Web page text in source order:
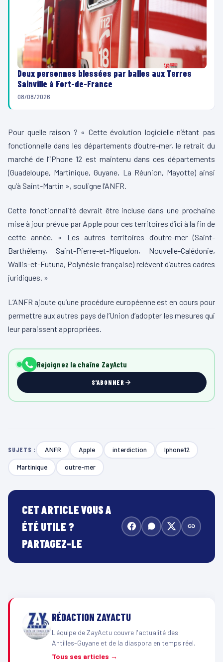
Deux personnes blessées par balles aux Terres
Sainville à Fort-de-France
08/08/2026
Pour quelle raison ? « Cette évolution logicielle n’étant pas
fonctionnelle dans les départements d’outre-mer, le retrait du
marché de l’iPhone 12 est maintenu dans ces départements
(Guadeloupe, Martinique, Guyane, La Réunion, Mayotte) ainsi
qu’à Saint-Martin », souligne l’ANFR.
Cette fonctionnalité devrait être incluse dans une prochaine
mise à jour prévue par Apple pour ces territoires d’ici à la fin de
cette année. « Les autres territoires d’outre-mer (Saint-
Barthélemy, Saint-Pierre-et-Miquelon, Nouvelle-Calédonie,
Wallis-et-Futuna, Polynésie française) relèvent d’autres cadres
juridiques. »
L’ANFR ajoute qu’une procédure européenne est en cours pour
permettre aux autres pays de l’Union d’adopter les mesures qui
leur paraissent appropriées.
Rejoignez la chaîne ZayActu
S'ABONNER
SUJETS : ANFR Apple interdiction Iphone12
Martinique outre-mer
CET ARTICLE VOUS A
ÉTÉ UTILE ?
PARTAGEZ-LE
RÉDACTION ZAYACTU
L'équipe de ZayActu couvre l'actualité des
Antilles-Guyane et de la diaspora en temps réel.
Tous ses articles →